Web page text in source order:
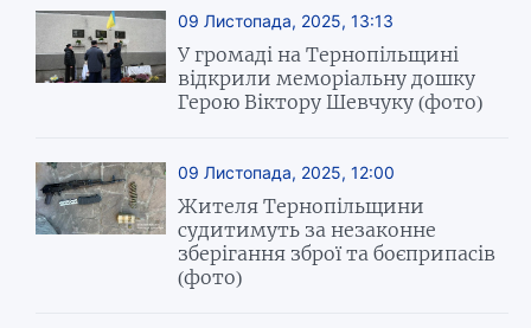
09 Листопада, 2025, 13:13
У громаді на Тернопільщині
відкрили меморіальну дошку
Герою Віктору Шевчуку (фото)
09 Листопада, 2025, 12:00
Жителя Тернопільщини
судитимуть за незаконне
зберігання зброї та боєприпасів
(фото)